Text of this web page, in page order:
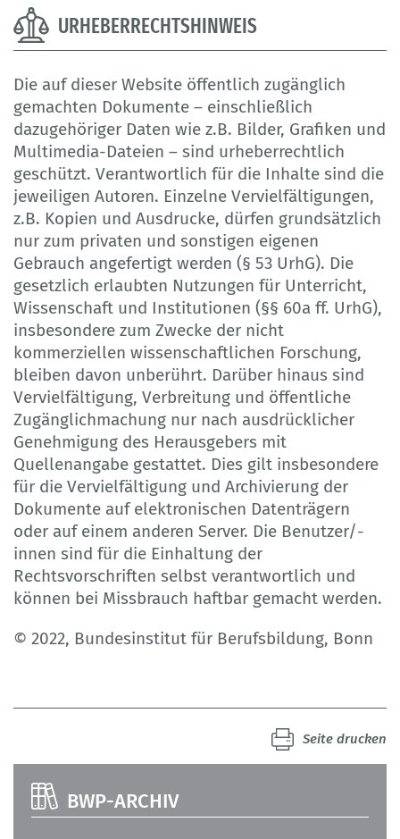
URHEBERRECHTSHINWEIS
Die auf dieser Website öffentlich zugänglich
gemachten Dokumente – einschließlich
dazugehöriger Daten wie z.B. Bilder, Grafiken und
Multimedia-Dateien – sind urheberrechtlich
geschützt. Verantwortlich für die Inhalte sind die
jeweiligen Autoren. Einzelne Vervielfältigungen,
z.B. Kopien und Ausdrucke, dürfen grundsätzlich
nur zum privaten und sonstigen eigenen
Gebrauch angefertigt werden (§ 53 UrhG). Die
gesetzlich erlaubten Nutzungen für Unterricht,
Wissenschaft und Institutionen (§§ 60a ff. UrhG),
insbesondere zum Zwecke der nicht
kommerziellen wissenschaftlichen Forschung,
bleiben davon unberührt. Darüber hinaus sind
Vervielfältigung, Verbreitung und öffentliche
Zugänglichmachung nur nach ausdrücklicher
Genehmigung des Herausgebers mit
Quellenangabe gestattet. Dies gilt insbesondere
für die Vervielfältigung und Archivierung der
Dokumente auf elektronischen Datenträgern
oder auf einem anderen Server. Die Benutzer/-
innen sind für die Einhaltung der
Rechtsvorschriften selbst verantwortlich und
können bei Missbrauch haftbar gemacht werden.
© 2022, Bundesinstitut für Berufsbildung, Bonn
Seite drucken
BWP-ARCHIV